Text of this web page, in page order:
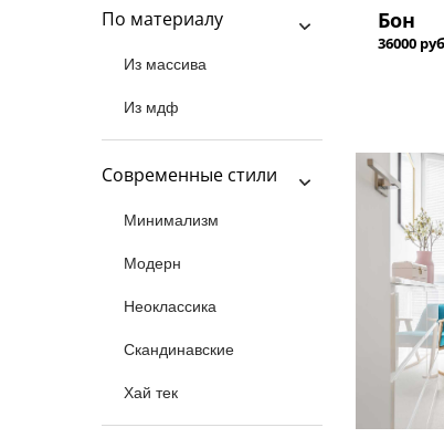
По материалу
Из массива
Из мдф
Современные стили
Минимализм
Модерн
Неоклассика
Скандинавские
Хай тек
Бон
36000